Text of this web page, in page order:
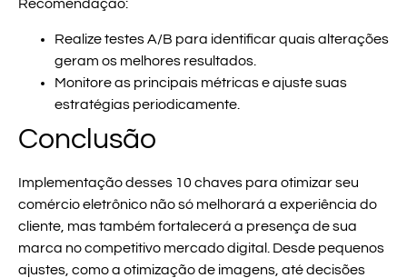
Recomendação:
Realize testes A/B para identificar quais alterações
geram os melhores resultados.
Monitore as principais métricas e ajuste suas
estratégias periodicamente.
Conclusão
Implementação desses 10 chaves para otimizar seu
comércio eletrônico não só melhorará a experiência do
cliente, mas também fortalecerá a presença de sua
marca no competitivo mercado digital. Desde pequenos
ajustes, como a otimização de imagens, até decisões